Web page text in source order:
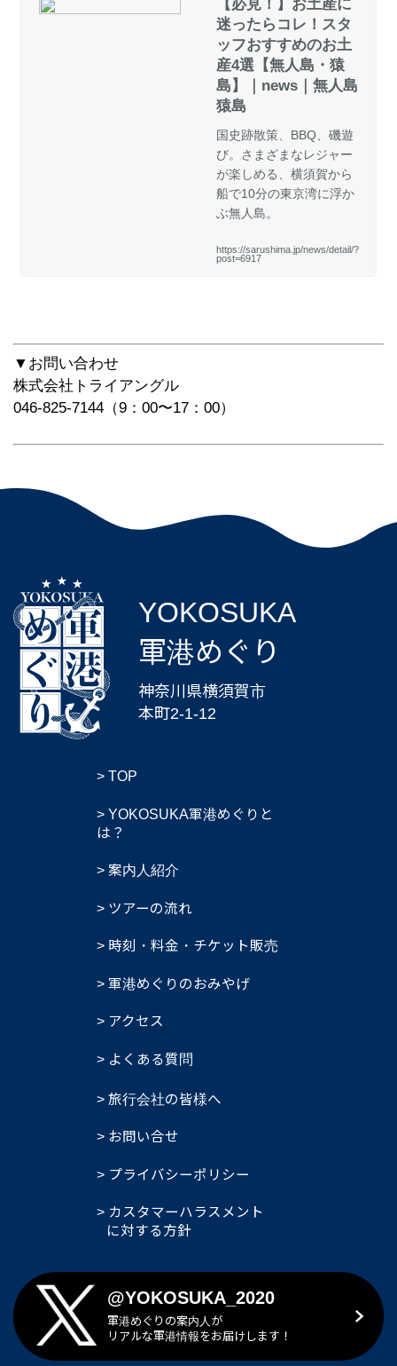
【必見！】お土産に
迷ったらコレ！スタ
ッフおすすめのお土
産4選【無人島・猿
島】｜news｜無人島
猿島
国史跡散策、BBQ、磯遊
び。さまざまなレジャー
が楽しめる、横須賀から
船で10分の東京湾に浮か
ぶ無人島。
https://sarushima.jp/news/detail/?
post=6917
▼お問い合わせ
株式会社トライアングル
046-825-7144（9：00〜17：00）
YOKOSUKA
軍港めぐり
神奈川県横須賀市
本町2-1-12
TOP
YOKOSUKA軍港めぐりと
は？
案内人紹介
ツアーの流れ
時刻・料金・チケット販売
軍港めぐりのおみやげ
アクセス
よくある質問
旅行会社の皆様へ
お問い合せ
プライバシーポリシー
カスタマーハラスメント
に対する方針
@YOKOSUKA_2020
軍港めぐりの案内人が
リアルな軍港情報をお届けします！